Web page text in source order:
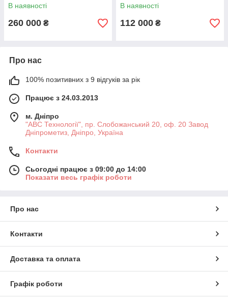
В наявності
260 000 ₴
В наявності
112 000 ₴
Про нас
100% позитивних з 9 відгуків за рік
Працює з 24.03.2013
м. Дніпро
"АВС Технології", пр. Слобожанський 20, оф. 20 Завод
Дніпрометиз, Дніпро, Україна
Контакти
Сьогодні працює з 09:00 до 14:00
Показати весь графік роботи
Про нас
Контакти
Доставка та оплата
Графік роботи